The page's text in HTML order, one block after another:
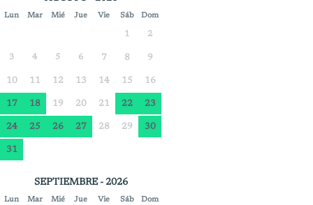
Lun Mar Mié Jue Vie Sáb Dom
1 2
3 4 5 6 7 8 9
10 11 12 13 14 15 16
17 18 19 20 21 22 23
24 25 26 27 28 29 30
31
SEPTIEMBRE - 2026
Lun Mar Mié Jue Vie Sáb Dom